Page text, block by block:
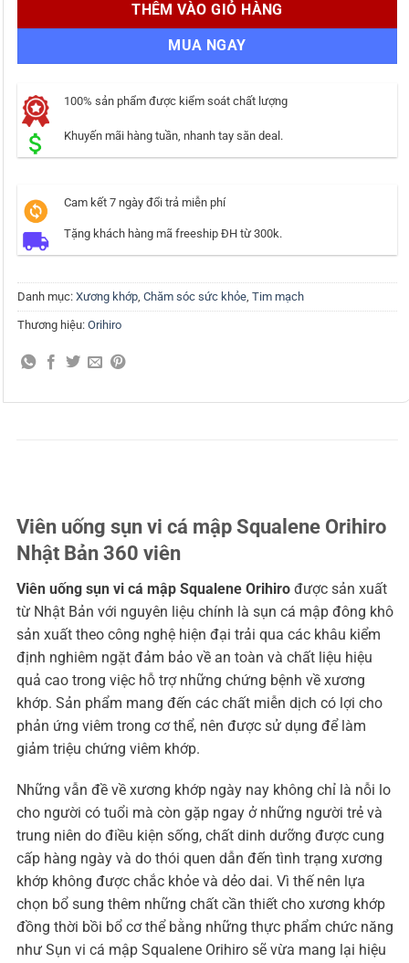
THÊM VÀO GIỎ HÀNG
MUA NGAY
100% sản phẩm được kiểm soát chất lượng
Khuyến mãi hàng tuần, nhanh tay săn deal.
Cam kết 7 ngày đổi trả miễn phí
Tặng khách hàng mã freeship ĐH từ 300k.
Danh mục: Xương khớp Chăm sóc sức khỏe Tim mạch
Thương hiệu: Orihiro
Viên uống sụn vi cá mập Squalene Orihiro
Nhật Bản 360 viên
Viên uống sụn vi cá mập Squalene Orihiro được sản xuất
từ Nhật Bản với nguyên liệu chính là sụn cá mập đông khô
sản xuất theo công nghệ hiện đại trải qua các khâu kiểm
định nghiêm ngặt đảm bảo về an toàn và chất liệu hiệu
quả cao trong việc hỗ trợ những chứng bệnh về xương
khớp. Sản phẩm mang đến các chất miễn dịch có lợi cho
phản ứng viêm trong cơ thể, nên được sử dụng để làm
giảm triệu chứng viêm khớp.
Những vẫn đề về xương khớp ngày nay không chỉ là nỗi lo
cho người có tuổi mà còn gặp ngay ở những người trẻ và
trung niên do điều kiện sống, chất dinh dưỡng được cung
cấp hàng ngày và do thói quen dẫn đến tình trạng xương
khớp không được chắc khỏe và dẻo dai. Vì thế nên lựa
chọn bổ sung thêm những chất cần thiết cho xương khớp
đồng thời bồi bổ cơ thể bằng những thực phẩm chức năng
như Sụn vi cá mập Squalene Orihiro sẽ vừa mang lại hiệu